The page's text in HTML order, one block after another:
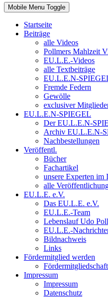
Mobile Menu Toggle
Startseite
Beiträge
alle Videos
Pollmers Mahlzeit
EU.L.E.-Videos
alle Textbeiträge
EU.L.E.N-
Fremde Federn
Gewölle
exclusiver
EU.L.E.N-SPIEGEL
Der EU.L.E.N-
Archiv EU.L.E.N-
Nachbestellungen
Veröffentl.
Bücher
Fachartikel
unsere Experten im
alle
EU.L.E. e.V.
Das EU.L.E. e.V.
EU.L.E.-Team
Lebenslauf Udo
EU.L.E.-
Bildnachweis
Links
Fördermitglied werden
Impressum
Impressum
Datenschutz